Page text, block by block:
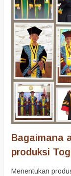
Bagaimana
produksi
Menentukan